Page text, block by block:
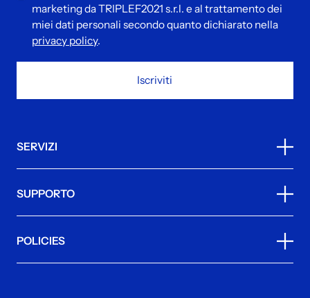
SERVIZI
SUPPORTO
POLICIES
marketing da TRIPLEF2021 s.r.l. e al trattamento dei
miei dati personali secondo quanto dichiarato nella
privacy policy.
Iscriviti